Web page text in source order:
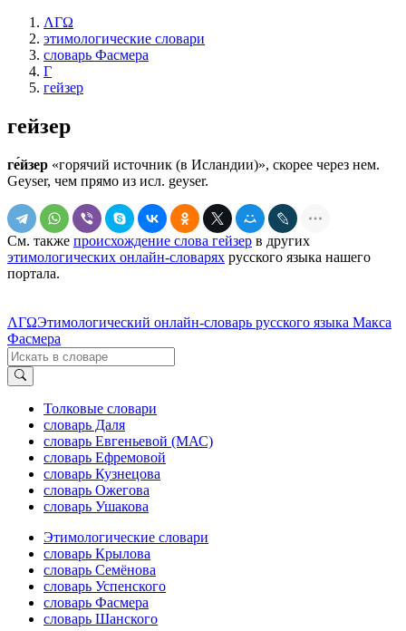
ΛΓΩ
этимологические словари
словарь Фасмера
Г
гейзер
гейзер
ге́йзер «горячий источник (в Исландии)», скорее через нем.
Geyser, чем прямо из исл. geyser.
См. также происхождение слова гейзер в других
этимологических онлайн-словарях русского языка нашего
портала.
ΛΓΩЭтимологический онлайн-словарь русского языка Макса
Фасмера
Толковые словари
словарь Даля
словарь Евгеньевой (МАС)
словарь Ефремовой
словарь Кузнецова
словарь Ожегова
словарь Ушакова
Этимологические словари
словарь Крылова
словарь Семёнова
словарь Успенского
словарь Фасмера
словарь Шанского